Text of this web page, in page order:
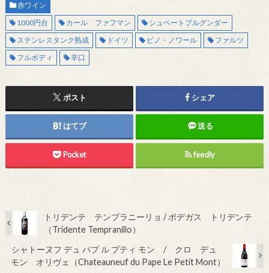
赤ワイン
1000円台
カール ファフマン
シュペートブルグンダー
ステンレスタンク熟成
ドイツ ピノ・ノワール
ファルツ
フルボディ
辛口
ポスト シェア
はてブ 送る
Pocket feedly
トリデンテ テンプラニーリョ / ボデガス トリデンテ
（Tridente Tempranillo）
シャトーヌフ デュ パプ ル プティ モン / クロ デュ
モン オリヴェ（Chateauneuf du Pape Le Petit Mont）